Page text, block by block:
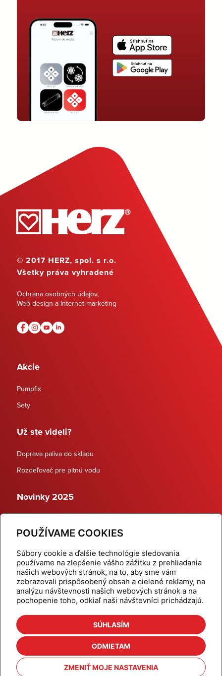
POUŽÍVAME COOKIES
Súbory cookie a ďalšie technológie sledovania
používame na zlepšenie vášho zážitku z prehliadania
našich webových stránok, na to, aby sme vám
zobrazovali prispôsobený obsah a cielené reklamy, na
analýzu návštevnosti našich webových stránok a na
pochopenie toho, odkiaľ naši návštevníci prichádzajú.
SÚHLASÍM
ODMIETAM
ZMENIŤ MOJE NASTAVENIA
© 2017 HERZ, spol. s r.o.
Všetky práva vyhradené
Ochrana osobných údajov,
Web design a Internet marketing
Akcie
Pumpfix
Sety
Už ste videli?
Doprava paliva do skladu
Rozdeľovač pre pitnú vodu
Novinky 2025
Dynamické termostatické ventily
Domov
Produkty
Aktuality
Odber šikovné tipy
Kalkulačky
Cenníky
Na stiahnutie
Referencie
Kontakt